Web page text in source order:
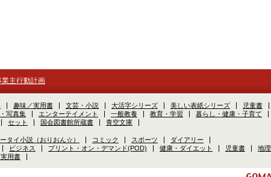
業主行動計画
趣味／実用書 文芸・小説 大活字シリーズ 美しい表紙シリーズ 児童書
写真集 エンターテイメント 一般教養 教育・学習 暮らし・健康・子育て
セット 国会図書館所蔵書 青空文庫
タイ小説（おりおん☆） コミック スポーツ
ダイアリー
ビジネス プリント・オン・デマンド(POD) 健康・ダイエット 児童書
地理
用書